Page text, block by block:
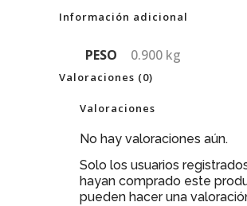
Información adicional
PESO 0.900 kg
Valoraciones (0)
Valoraciones
No hay valoraciones aún.
Solo los usuarios
hayan comprado este
pueden hacer una